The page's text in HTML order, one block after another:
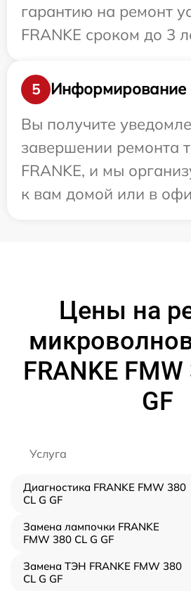
гарантию на ремонт
FRANKE сроком до 3
5
Информирование
Вы получите
завершении ремонта
FRANKE, и мы
к вам домой или в
Цены на
FRANKE
GF
Услуга
Диагностика FRANKE FMW 380
CL G GF
Замена лампочки FRANKE
FMW 380 CL G GF
Замена ТЭН FRANKE FMW 380
CL G GF